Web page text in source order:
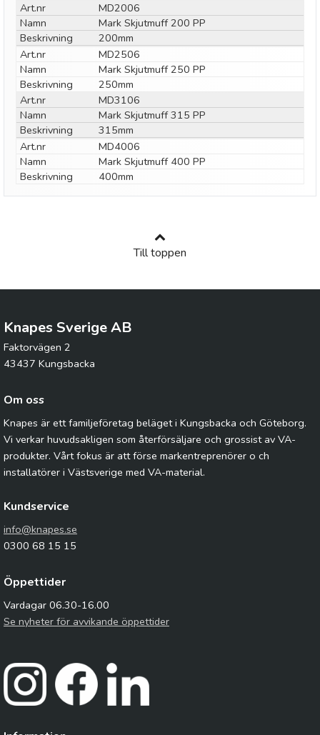
Art.nr
MD2006
Namn
Mark Skjutmuff 200 PP
Beskrivning
200mm
Art.nr
MD2506
Namn
Mark Skjutmuff 250 PP
Beskrivning
250mm
Art.nr
MD3106
Namn
Mark Skjutmuff 315 PP
Beskrivning
315mm
Art.nr
MD4006
Namn
Mark Skjutmuff 400 PP
Beskrivning
400mm
Till toppen
Knapes Sverige AB
Faktorvägen 2
43437 Kungsbacka
Om oss
Knapes är ett familjeföretag beläget i Kungsbacka och Göteborg.
Vi verkar huvudsakligen som återförsäljare och grossist av VA-
produkter. Vårt fokus är att förse markentreprenörer o ch
installatörer i Västsverige med VA-material.
Kundservice
info@knapes.se
0300 68 15 15
Öppettider
Vardagar 06.30-16.00
Se nyheter för avvikande öppettider